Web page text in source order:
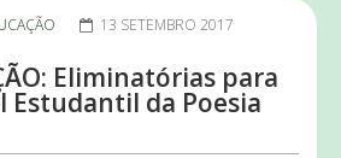
13 SETEMBRO 2017
Eliminatórias para
Estudantil da Poesia